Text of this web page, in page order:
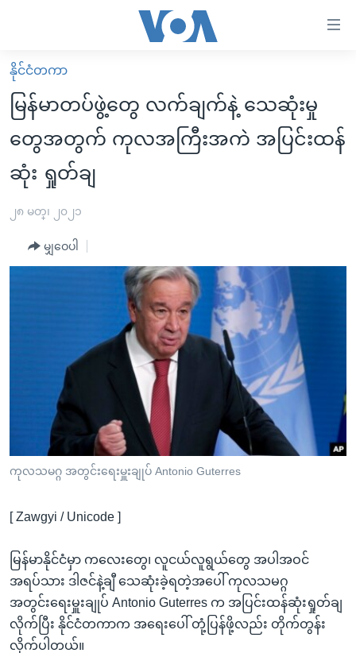
လွယ်ကူ
စေ
Link
များ
ပင်မ
ကြည့်
ရှာဖွေ
နေရာ
သို့
ကျော်
မူလစာမျက်နှာ
မြန်မာ
ကမ္ဘာ့သတင်းများ
နိုင်ငံတကာ
အစ္စရေး-ပါလက်စတိုင်း
ဗွီဒီယို
အင်္ဂလိပ်စာလေ့လာမယ်
အမေရိကန်သုံးအီဒီယံ
မကြေးမုံရဲ့ အင်္ဂလိပ်စာ
ရုပ်ရှင်ထဲက အင်္ဂလိပ်စာ
သုတပဒေသာ အင်္ဂလိပ်စာ
ရေဒီယိုနှင့်ရုပ်သံ အချက်အလက်များ
ရေဒီယို/တီဗွီအစီအစဉ်
Learning English
ဗွီအိုအေ လူမှုကွန်ယက်များ
နိုင်ငံတကာ
မြန်မာတပ်ဖွဲ့တွေ လက်ချက်နဲ့ သေဆုံးမှု
တွေအတွက် ကုလအကြီးအကဲ အပြင်းထန်
ဆုံး ရှုတ်ချ
၂၈ မတ္၊ ၂၀၂၁
မျှဝေပါ
ကုလသမဂ္ဂ အတွင်းရေးမှူးချုပ် Antonio Guterres
[ Zawgyi / Unicode ]
မြန်မာနိုင်ငံမှာ ကလေးတွေ၊ လူငယ်လူရွယ်တွေ အပါအဝင်
အရပ်သား ဒါဇင်နဲ့ချီ သေဆုံးခဲ့ရတဲ့အပေါ် ကုလသမဂ္ဂ
အတွင်းရေးမှူးချုပ် Antonio Guterres က အပြင်းထန်ဆုံးရှုတ်ချ
လိုက်ပြီး နိုင်ငံတကာက အရေးပေါ် တုံ့ပြန်ဖို့လည်း တိုက်တွန်း
လိုက်ပါတယ်။